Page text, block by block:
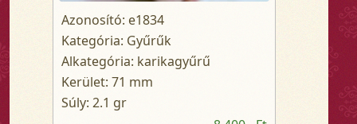
Azonosító: e1834
Kategória: Gyűrűk
Alkategória: karikagyűrű
Kerület: 71 mm
Súly: 2.1 gr